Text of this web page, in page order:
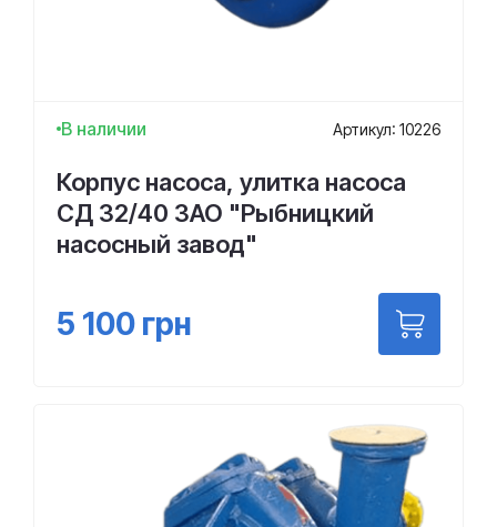
В наличии Артикул: 10226
Корпус насоса, улитка насоса
СД 32/40 ЗАО "Рыбницкий
насосный завод"
5 100 грн